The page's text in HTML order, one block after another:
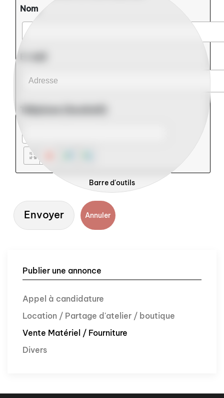
Nom
Adresse
Barre d'outils
Envoyer Annuler
Publier une annonce
Appel à candidature
Location / Partage d'atelier / boutique
Vente Matériel / Fourniture
Divers